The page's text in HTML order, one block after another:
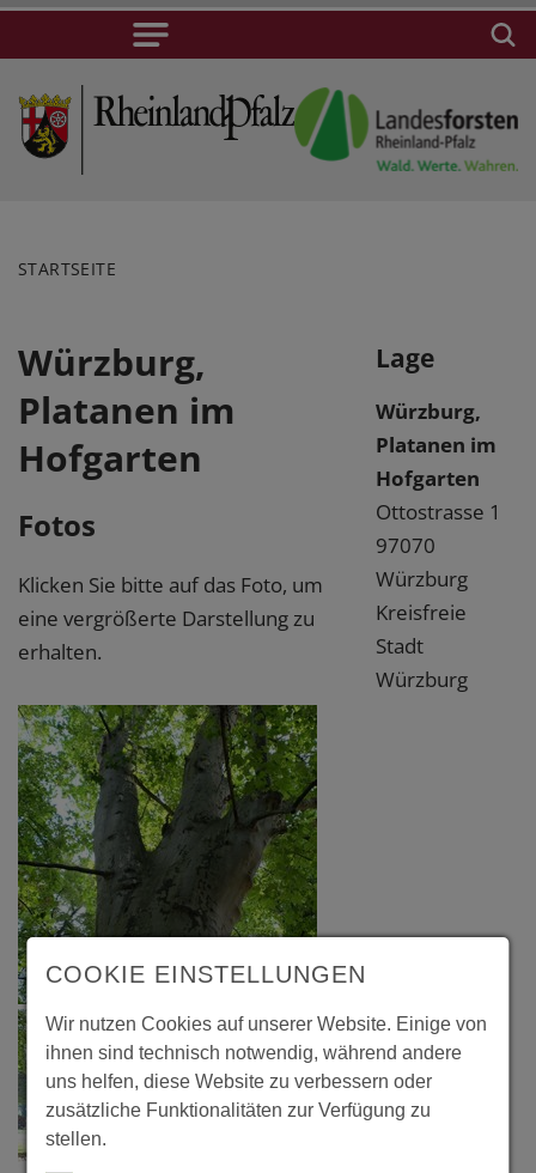
STARTSEITE
Würzburg,
Platanen im
Hofgarten
Fotos
Klicken Sie bitte auf das Foto, um
eine vergrößerte Darstellung zu
erhalten.
Lage
Würzburg,
Platanen im
Hofgarten
Ottostrasse 1
97070
Würzburg
Kreisfreie
Stadt
Würzburg
COOKIE EINSTELLUNGEN
Wir nutzen Cookies auf unserer Website. Einige von
ihnen sind technisch notwendig, während andere
uns helfen, diese Website zu verbessern oder
zusätzliche Funktionalitäten zur Verfügung zu
stellen.